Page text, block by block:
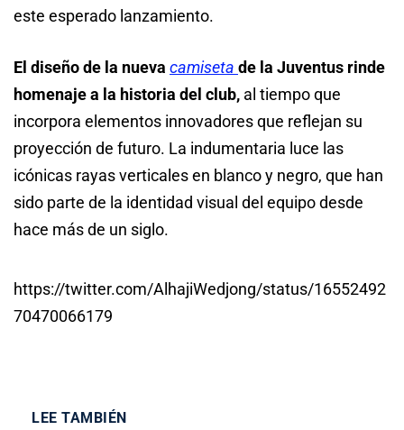
este esperado lanzamiento.
El diseño de la nueva camiseta de la Juventus rinde
homenaje a la historia del club, al tiempo que
incorpora elementos innovadores que reflejan su
proyección de futuro. La indumentaria luce las
icónicas rayas verticales en blanco y negro, que han
sido parte de la identidad visual del equipo desde
hace más de un siglo.
https://twitter.com/AlhajiWedjong/status/16552492
70470066179
LEE TAMBIÉN